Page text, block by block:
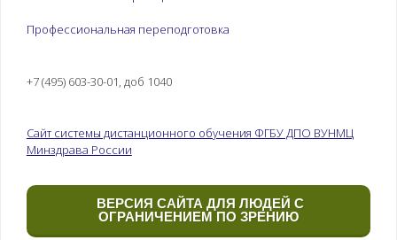
Профессиональная переподготовка
+7 (495) 603-30-01, доб 1040
Сайт системы дистанционного обучения ФГБУ ДПО ВУНМЦ
Минздрава России
ВЕРСИЯ САЙТА ДЛЯ ЛЮДЕЙ С
ОГРАНИЧЕНИЕМ ПО ЗРЕНИЮ